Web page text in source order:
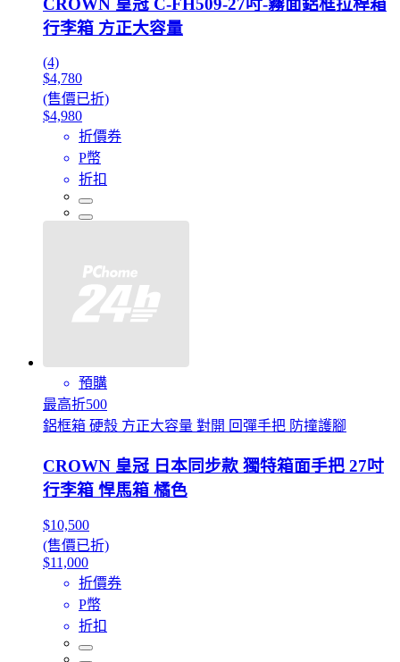
行李箱 方正大容量
(4)
$4,780
(售價已折)
$4,980
折價券
P幣
折扣
預購
最高折500
鋁框箱 硬殼 方正大容量 對開 回彈手把 防撞護腳
CROWN 皇冠 日本同步款 獨特箱面手把 27吋
行李箱 悍馬箱 橘色
$10,500
(售價已折)
$11,000
折價券
P幣
折扣